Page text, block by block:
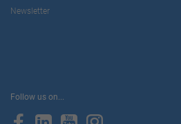
Newsletter
Follow us on...